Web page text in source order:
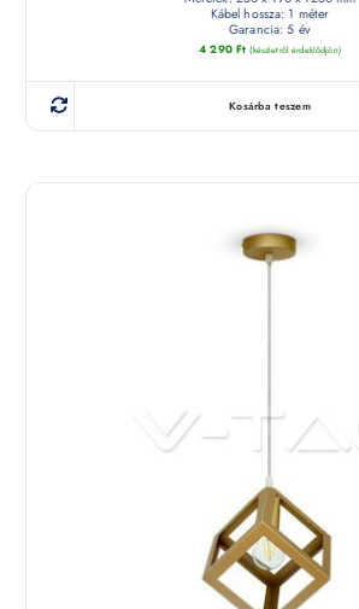
Kábel hossza: 1 méter
Garancia: 5 év
4 290 Ft (készletről érdeklődjön)
Kosárba teszem